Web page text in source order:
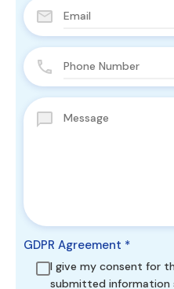
GDPR Agreement *
I give my consent for
submitted information